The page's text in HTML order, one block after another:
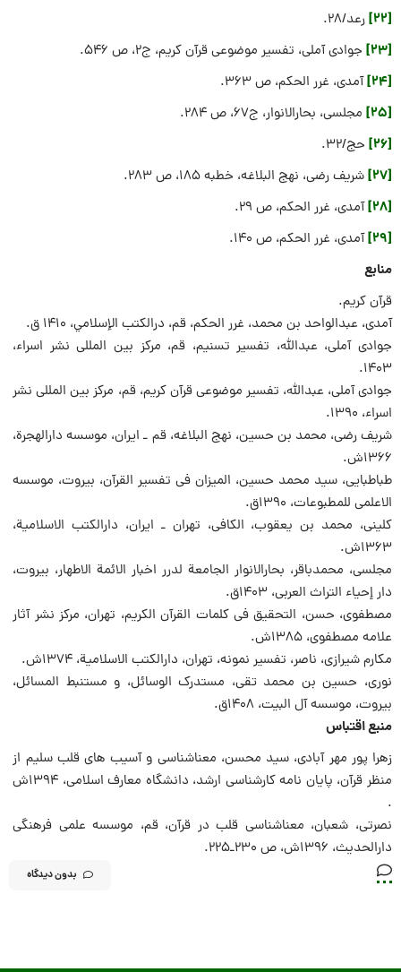
[22] رعد/۲۸.
[23] جوادی آملی، تفسیر موضوعی قرآن کریم، ج۲، ص ۵۴۶.
[24] آمدی، غرر الحکم، ص ۳۶۳.
[25] مجلسی، بحارالانوار، ج۶۷، ص ۲۸۴.
[26] حج/۳۲.
[27] شریف رضی، نهج البلاغه، خطبه ۱۸۵، ص ۲۸۳.
[28] آمدی، غرر الحکم، ص ۲۹.
[29] آمدی، غرر الحکم، ص ۱۴۰.
منابع
قرآن کریم.
آمدی، عبدالواحد بن محمد، غرر الحکم، قم، درالکتب الإسلامي، ۱۴۱۰ ق.
جوادی آملی، عبدالله، تفسیر تسنیم، قم، مرکز بین المللی نشر اسراء،
۱۴۰۳.
جوادی آملی، عبدالله، تفسیر موضوعی قرآن کریم، قم، مرکز بین المللی نشر
اسراء، ۱۳۹۰.
شریف رضی، محمد بن حسین، نهج البلاغه، قم ـ ایران، موسسه دارالهجرة،
۱۳۶۶ش.
طباطبایی، سید محمد حسین، المیزان فی تفسیر القرآن، بیروت، موسسه
الاعلمی للمطبوعات، ۱۳۹۰ق.
کلینی، محمد بن یعقوب، الکافی، تهران ـ ایران، دارالکتب الاسلامیة،
۱۳۶۳ش.
مجلسی، محمدباقر، بحارالانوار الجامعة لدرر اخبار الائمة الاطهار، بیروت،
دار إحیاء التراث العربی، ۱۴۰۳ق.
مصطفوی، حسن، التحقیق فی کلمات القرآن الکریم، تهران، مرکز نشر آثار
علامه مصطفوی، ۱۳۸۵ش.
مکارم شیرازی، ناصر، تفسیر نمونه، تهران، دارالکتب الاسلامیة، ۱۳۷۴ش.
نوری، حسین بن محمد تقی، مستدرک الوسائل، و مستنبط المسائل،
بیروت، موسسه آل البیت، ۱۴۰۸ق.
منبع اقتباس
زهرا پور مهر آبادی، سید محسن، معناشناسی و آسیب های قلب سلیم از
منظر قرآن، پایان نامه کارشناسی ارشد، دانشگاه معارف اسلامی، ۱۳۹۴ش
.
نصرتی، شعبان، معناشناسی قلب در قرآن، قم، موسسه علمی فرهنگی
دارالحدیث، ۱۳۹۶ش، ص ۲۳۰ـ۲۲۵.
بدون دیدگاه